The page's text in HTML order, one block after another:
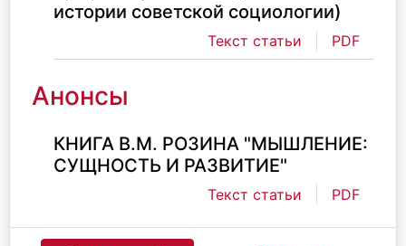
истории советской социологии)
Текст статьи PDF
Анонсы
КНИГА В.М. РОЗИНА "МЫШЛЕНИЕ:
СУЩНОСТЬ И РАЗВИТИЕ"
Текст статьи PDF